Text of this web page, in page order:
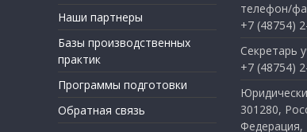
Наши партнеры
Базы производственных
практик
Программы подготовки
Обратная связь
телефон/
+7 (48754)
Секретарь
+7 (48754)
301280,
Федерация,